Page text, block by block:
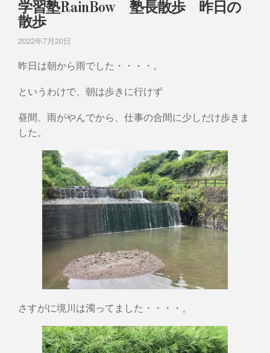
学習塾RainBow 塾長散歩 昨日の
散歩
2022年7月20日
昨日は朝から雨でした・・・・。
というわけで、朝は歩きに行けず
昼間、雨がやんでから、仕事の合間に少しだけ歩きま
した。
さすがに境川は濁ってました・・・・。